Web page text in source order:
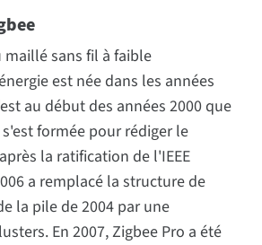
maillé sans fil à faible
est née dans les années
au début des années 2000 que
formée pour rédiger le
la ratification de l'IEEE
a remplacé la structure de
la pile de 2004 par une
En 2007, Zigbee Pro a été